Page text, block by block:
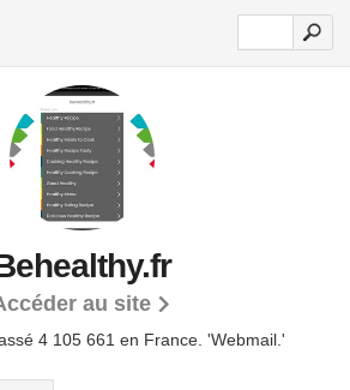
au site
4 105 661 en France. 'Webmail.'